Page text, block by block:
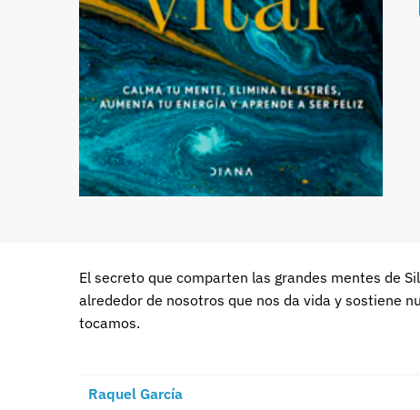
El secreto que comparten las grandes mentes de
alrededor de nosotros que nos da vida y sostiene
tocamos.
Raquel García